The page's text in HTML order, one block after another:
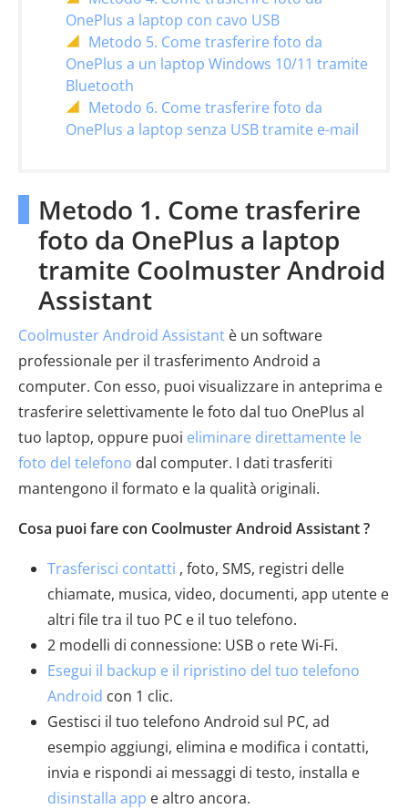
OnePlus a laptop con cavo USB
Metodo 5. Come trasferire foto da
OnePlus a un laptop Windows 10/11 tramite
Bluetooth
Metodo 6. Come trasferire foto da
OnePlus a laptop senza USB tramite e-mail
Metodo 1. Come trasferire
foto da OnePlus a laptop
tramite Coolmuster Android
Assistant
Coolmuster Android Assistant è un software
professionale per il trasferimento Android a
computer. Con esso, puoi visualizzare in anteprima e
trasferire selettivamente le foto dal tuo OnePlus al
tuo laptop, oppure puoi eliminare direttamente le
foto del telefono dal computer. I dati trasferiti
mantengono il formato e la qualità originali.
Cosa puoi fare con Coolmuster Android Assistant ?
Trasferisci contatti , foto, SMS, registri delle
chiamate, musica, video, documenti, app utente e
altri file tra il tuo PC e il tuo telefono.
2 modelli di connessione: USB o rete Wi-Fi.
Esegui il backup e il ripristino del tuo telefono
Android con 1 clic.
Gestisci il tuo telefono Android sul PC, ad
esempio aggiungi, elimina e modifica i contatti,
invia e rispondi ai messaggi di testo, installa e
disinstalla app e altro ancora.